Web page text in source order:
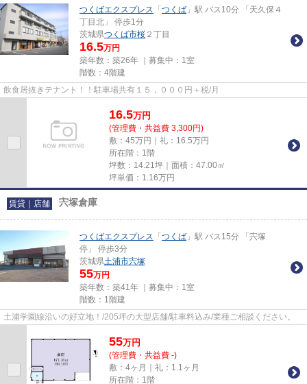
つくばエクスプレス 「 つくば 」駅 バス10分 「天久保４
丁目北」 停歩1分
茨城県つくば市桜 ２丁目
16.5万円
築年数：築26年 ｜募集中： 1室
階数：4階建
飲食居抜きテナント！！駐車場共有１５，０００円＋税/月
16.5万円
(管理費・共益費 3,300円)
敷：45万円｜礼：16.5万円
所在階：1階
坪数：14.21坪｜面積：47.00㎡
坪単価： 1.16万円
賃貸｜店舗 宍塚倉庫
つくばエクスプレス 「 つくば 」駅 バス15分 「宍塚
停」 停歩3分
茨城県土浦市宍塚
55万円
築年数：築41年 ｜募集中： 1室
階数：1階建
土浦学園線沿いの好立地！/205坪の大型店舗/駐車料込み/業種ご相談ください。
55万円
(管理費・共益費 -)
敷：4ヶ月｜礼：1.1ヶ月
所在階：1階